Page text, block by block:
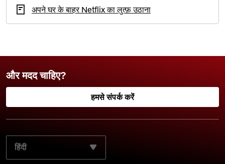
अपने घर के बाहर Netflix का लुत्फ़ उठाना
और मदद चाहिए?
हमसे संपर्क करें
अपनी पसंदीदा भाषा चुनें: